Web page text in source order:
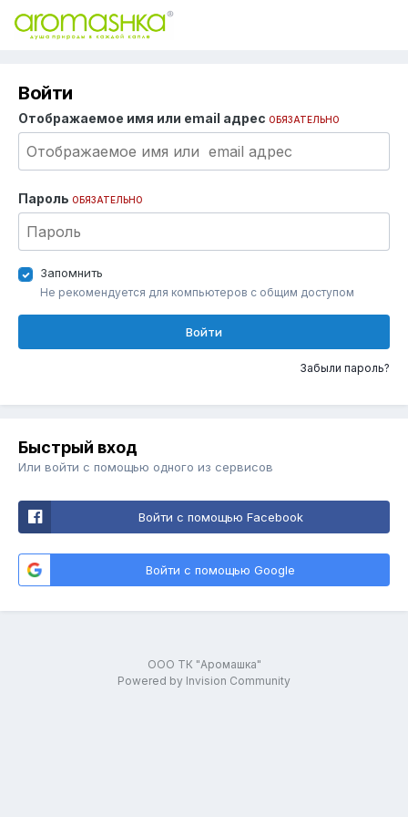
Войти
Отображаемое имя или email адрес ОБЯЗАТЕЛЬНО
Пароль ОБЯЗАТЕЛЬНО
Запомнить
Не рекомендуется для компьютеров с общим доступом
Войти
Забыли пароль?
Быстрый вход
Или войти с помощью одного из сервисов
Войти с помощью Facebook
Войти с помощью Google
ООО ТК "Аромашка"
Powered by Invision Community